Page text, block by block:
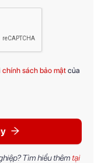
chính sách bảo mật của
Tìm hiểu thêm tại